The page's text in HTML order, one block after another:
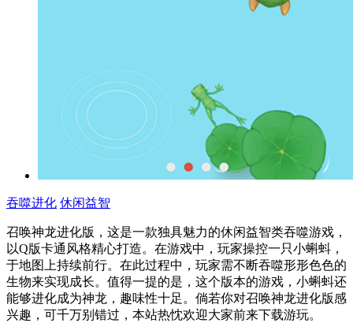
吞噬进化 休闲益智
召唤神龙进化版，这是一款独具魅力的休闲益智类吞噬游戏，
以Q版卡通风格精心打造。在游戏中，玩家操控一只小蝌蚪，
于地图上持续前行。在此过程中，玩家需不断吞噬形形色色的
生物来实现成长。值得一提的是，这个版本的游戏，小蝌蚪还
能够进化成为神龙，趣味性十足。倘若你对召唤神龙进化版感
兴趣，可千万别错过，本站热忱欢迎大家前来下载游玩。